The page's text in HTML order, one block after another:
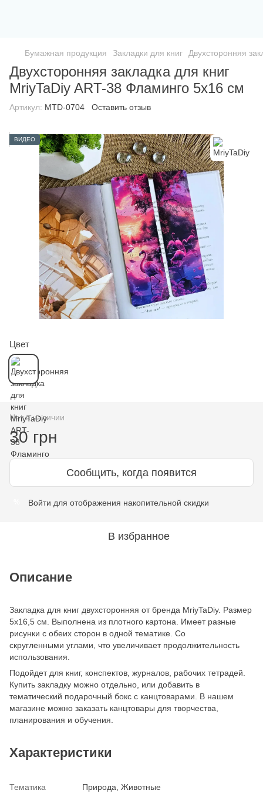
Бумажная продукция Закладки для книг Двухсторонняя
Двухсторонняя закладка для книг
MriyTaDiy ART-38 Фламинго 5х16 см
Артикул: MTD-0704 Оставить отзыв
ВИДЕО
Цвет
Нет в наличии
30 грн
Сообщить, когда появится
Войти для отображения накопительной скидки
В избранное
Описание
Закладка для книг двухсторонняя от бренда MriyTaDiy. Размер
5х16,5 см. Выполнена из плотного картона. Имеет разные
рисунки с обеих сторон в одной тематике. Со
скругленными углами, что увеличивает продолжительность
использования.
Подойдет для книг, конспектов, журналов, рабочих тетрадей.
Купить закладку можно отдельно, или добавить в
тематический подарочный бокс с канцтоварами. В нашем
магазине можно заказать канцтовары для творчества,
планирования и обучения.
Характеристики
Тематика
Природа, Животные